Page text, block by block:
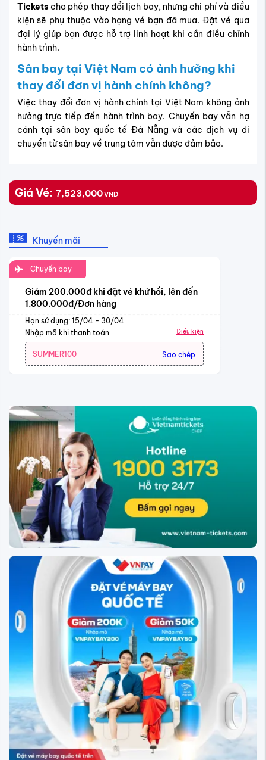
Tickets cho phép thay đổi lịch bay, nhưng chi phí và điều
kiện sẽ phụ thuộc vào hạng vé bạn đã mua. Đặt vé qua
đại lý giúp bạn được hỗ trợ linh hoạt khi cần điều chỉnh
hành trình.
Sân bay tại Việt Nam có ảnh hưởng khi
thay đổi đơn vị hành chính không?
Việc thay đổi đơn vị hành chính tại Việt Nam không ảnh
hưởng trực tiếp đến hành trình bay. Chuyến bay vẫn hạ
cánh tại sân bay quốc tế Đà Nẵng và các dịch vụ di
chuyển từ sân bay về trung tâm vẫn được đảm bảo.
Giá Vé: 7,523,000VND
Khuyến mãi
Chuyến bay
Giảm 200.000đ khi đặt vé khứ hồi, lên đến
1.800.000đ/Đơn hàng
Hạn sử dụng: 15/04 - 30/04
Nhập mã khi thanh toán
Điều kiện
SUMMER100 Sao chép